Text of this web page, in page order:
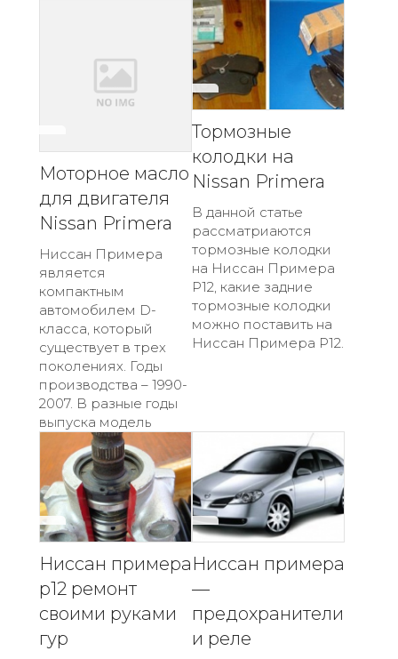
Моторное масло
для двигателя
Nissan Primera
Ниссан Примера
является
компактным
автомобилем D-
класса, который
существует в трех
поколениях. Годы
производства – 1990-
2007. В разные годы
выпуска модель
Тормозные
колодки на
Nissan Primera
В данной статье
рассматриаются
тормозные колодки
на Ниссан Примера
Р12, какие задние
тормозные колодки
можно поставить на
Ниссан Примера Р12.
Ниссан примера
р12 ремонт
своими руками
гур
Ниссан примера
—
предохранители
и реле